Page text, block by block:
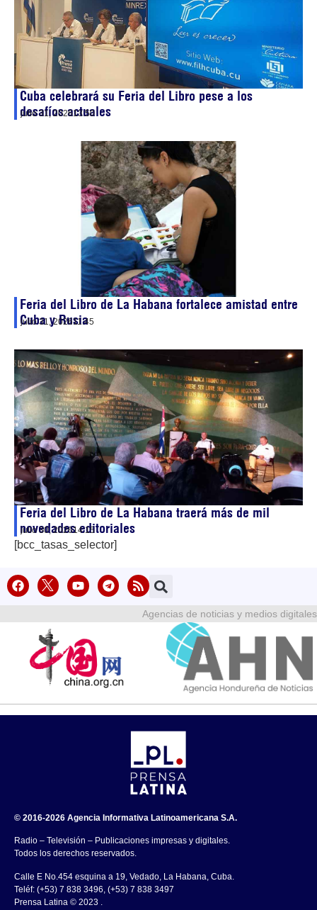
Cuba celebrará su Feria del Libro pese a los
desafíos actuales
julio 31, 202613:50
Feria del Libro de La Habana fortalece amistad entre
Cuba y Rusia
julio 31, 202611:45
Feria del Libro de La Habana traerá más de mil
novedades editoriales
julio 30, 202614:15
[bcc_tasas_selector]
Agencias de noticias y medios digitales
© 2016-2026 Agencia Informativa Latinoamericana S.A.
Radio – Televisión – Publicaciones impresas y digitales.
Todos los derechos reservados.
Calle E No.454 esquina a 19, Vedado, La Habana, Cuba.
Teléf: (+53) 7 838 3496, (+53) 7 838 3497
Prensa Latina © 2023 .